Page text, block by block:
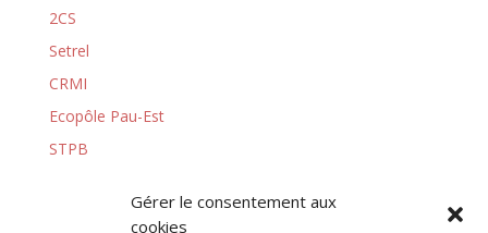
Gérer le consentement aux
cookies
2CS
Setrel
CRMI
Ecopôle Pau-Est
STPB